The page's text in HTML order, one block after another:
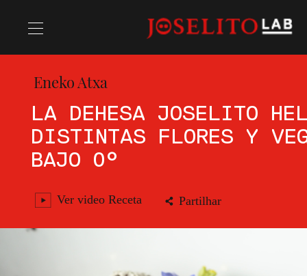
Receitas
Chefs
Eneko Atxa
LA DEHESA JOSELITO
DISTINTAS FLORES Y
BAJO 0°
Ver video Receta Partilhar